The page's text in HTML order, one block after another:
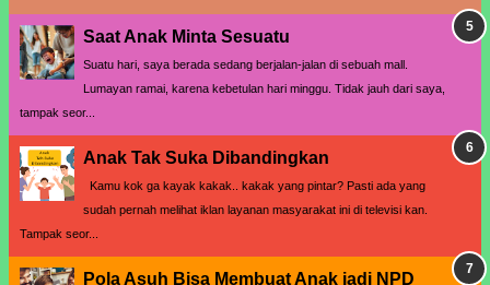
Saat Anak Minta Sesuatu
Suatu hari, saya berada sedang berjalan-jalan di sebuah mall.
Lumayan ramai, karena kebetulan hari minggu. Tidak jauh dari saya,
tampak seor...
Anak Tak Suka Dibandingkan
Kamu kok ga kayak kakak.. kakak yang pintar? Pasti ada yang
sudah pernah melihat iklan layanan masyarakat ini di televisi kan.
Tampak seor...
Pola Asuh Bisa Membuat Anak jadi NPD